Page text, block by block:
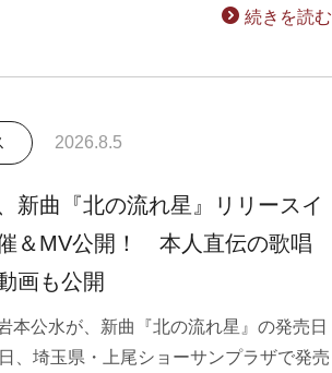
続きを読む
2026.8.5
新曲『北の流れ星』リリースイ
＆MV公開！ 本人直伝の歌唱
画も公開
本公水が、新曲『北の流れ星』の発売日
、埼玉県・上尾ショーサンプラザで発売